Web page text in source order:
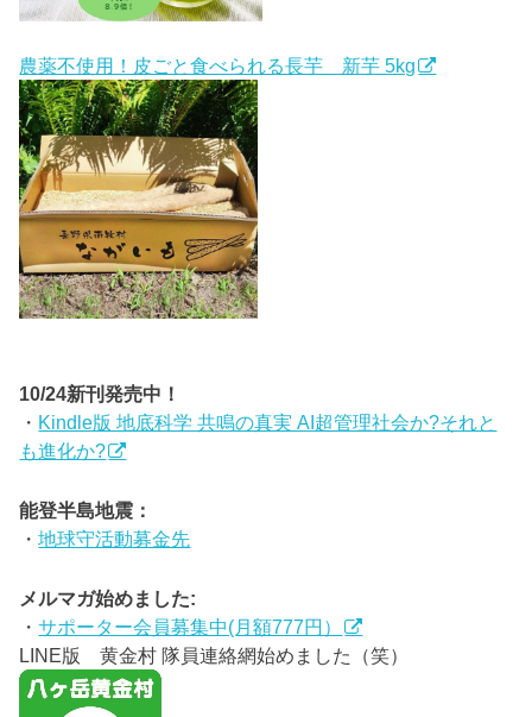
農薬不使用！皮ごと食べられる長芋 新芋 5kg
10/24新刊発売中！
・ Kindle版 地底科学 共鳴の真実 AI超管理社会か?それと
も進化か?
能登半島地震：
・地球守活動募金先
メルマガ始めました:
・サポーター会員募集中(月額777円）
LINE版 黄金村 隊員連絡網始めました（笑）